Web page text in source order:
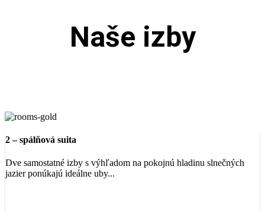
Naše izby
2 – spálňová suita
Dve samostatné izby s výhľadom na pokojnú hladinu slnečných
jazier ponúkajú ideálne uby...